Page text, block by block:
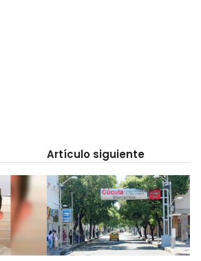
Artículo siguiente